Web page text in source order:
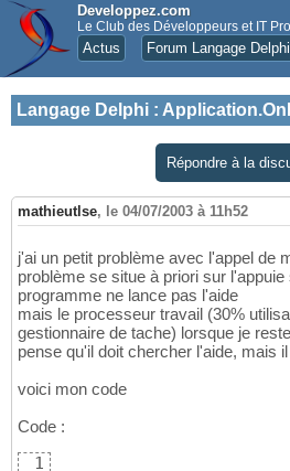
Developpez.com
Le Club des Développeurs et IT Pro
Actus Forum Langage Delphi
Langage Delphi :
Répondre à la
mathieutlse, le 04/07/2003 à 11h52
j'ai un petit problème avec l'appel de
problème se situe à priori sur
programme ne lance pas l'aide
mais le processeur travail (30%
gestionnaire de tache) lorsque je
pense qu'il doit chercher l'aide, mais
voici mon code
Code :
1